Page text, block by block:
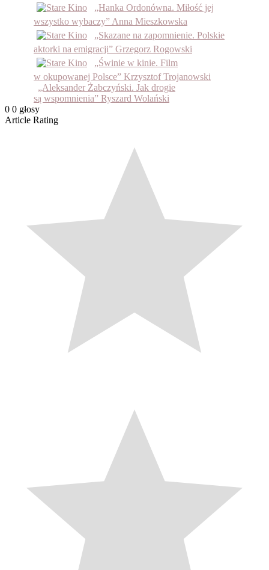
„Hanka Ordonówna. Miłość jej
wszystko wybaczy” Anna Mieszkowska
„Skazane na zapomnienie. Polskie
aktorki na emigracji” Grzegorz Rogowski
„Świnie w kinie. Film
w okupowanej Polsce” Krzysztof Trojanowski
„Aleksander Żabczyński. Jak drogie
są wspomnienia” Ryszard Wolański
0 0 głosy
Article Rating